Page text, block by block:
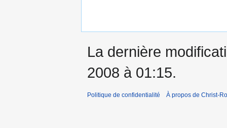
La dernière
2008 à 01:15.
Politique de confidentialité À propos de Christ-